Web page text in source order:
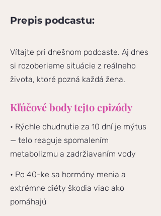
Prepis podcastu:
Vítajte pri dnešnom podcaste. Aj dnes
si rozoberieme situácie z reálneho
života, ktoré pozná každá žena.
Kľúčové body tejto epizódy
• Rýchle chudnutie za 10 dní je mýtus
— telo reaguje spomalením
metabolizmu a zadržiavaním vody
• Po 40-ke sa hormóny menia a
extrémne diéty škodia viac ako
pomáhajú